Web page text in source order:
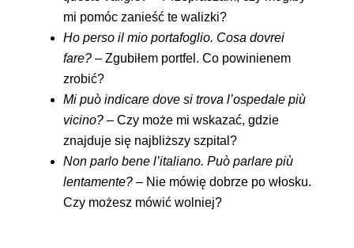
mi pomóc zanieść te walizki?
Ho perso il mio portafoglio. Cosa dovrei
fare? – Zgubiłem portfel. Co powinienem
zrobić?
Mi può indicare dove si trova l’ospedale più
vicino? – Czy może mi wskazać, gdzie
znajduje się najbliższy szpital?
Non parlo bene l’italiano. Può parlare più
lentamente? – Nie mówię dobrze po włosku.
Czy możesz mówić wolniej?